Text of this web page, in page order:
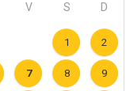
V S D
1 2
7 8 9